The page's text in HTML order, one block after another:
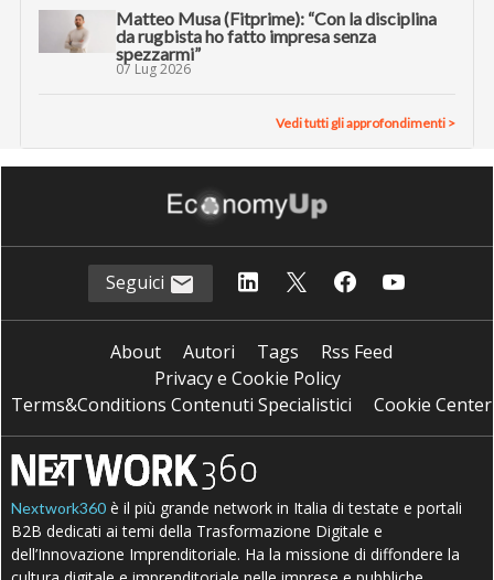
Matteo Musa (Fitprime): “Con la disciplina
da rugbista ho fatto impresa senza
spezzarmi”
07 Lug 2026
Vedi tutti gli approfondimenti >
Seguici
About Autori Tags
Rss Feed
Privacy e Cookie Policy
Terms&Conditions Contenuti Specialistici
Cookie Center
Nextwork360 è il più grande network in Italia di testate e portali
B2B dedicati ai temi della Trasformazione Digitale e
dell’Innovazione Imprenditoriale. Ha la missione di diffondere la